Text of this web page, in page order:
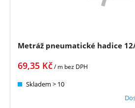
Metráž pneumatické hadice
69,35 Kč/ m bez DPH
Skladem > 10